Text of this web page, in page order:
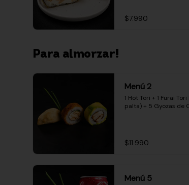
$7.990
Para almorzar!
Menú 2
1 Hot Tori + 1 Furai
palta) + 5 Gyozas de
$11.990
Menú 5